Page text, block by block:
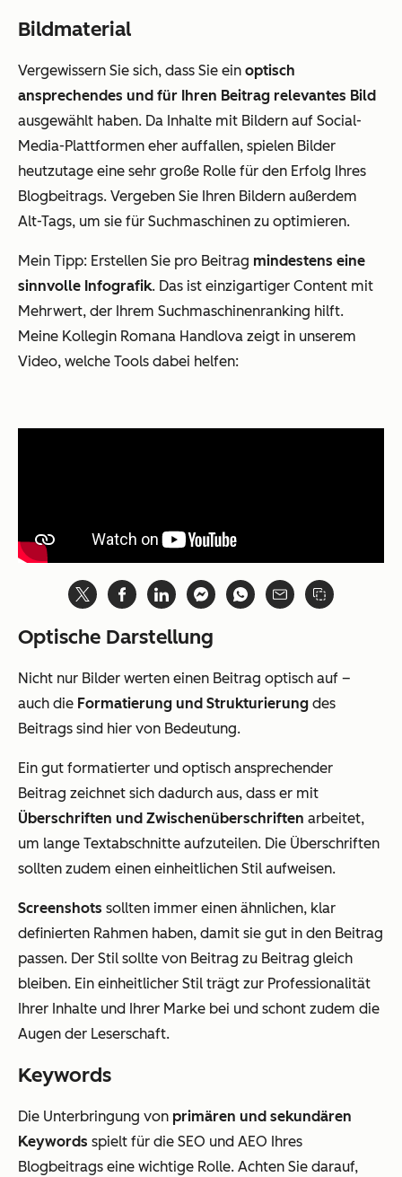
Bildmaterial
Vergewissern Sie sich, dass Sie ein optisch
ansprechendes und für Ihren Beitrag relevantes Bild
ausgewählt haben. Da Inhalte mit Bildern auf Social-
Media-Plattformen eher auffallen, spielen Bilder
heutzutage eine sehr große Rolle für den Erfolg Ihres
Blogbeitrags. Vergeben Sie Ihren Bildern außerdem
Alt-Tags, um sie für Suchmaschinen zu optimieren.
Mein Tipp: Erstellen Sie pro Beitrag mindestens eine
sinnvolle Infografik. Das ist einzigartiger Content mit
Mehrwert, der Ihrem Suchmaschinenranking hilft.
Meine Kollegin Romana Handlova zeigt in unserem
Video, welche Tools dabei helfen:
Optische Darstellung
Nicht nur Bilder werten einen Beitrag optisch auf –
auch die Formatierung und Strukturierung des
Beitrags sind hier von Bedeutung.
Ein gut formatierter und optisch ansprechender
Beitrag zeichnet sich dadurch aus, dass er mit
Überschriften und Zwischenüberschriften arbeitet,
um lange Textabschnitte aufzuteilen. Die Überschriften
sollten zudem einen einheitlichen Stil aufweisen.
Screenshots sollten immer einen ähnlichen, klar
definierten Rahmen haben, damit sie gut in den Beitrag
passen. Der Stil sollte von Beitrag zu Beitrag gleich
bleiben. Ein einheitlicher Stil trägt zur Professionalität
Ihrer Inhalte und Ihrer Marke bei und schont zudem die
Augen der Leserschaft.
Keywords
Die Unterbringung von primären und sekundären
Keywords spielt für die SEO und AEO Ihres
Blogbeitrags eine wichtige Rolle. Achten Sie darauf,